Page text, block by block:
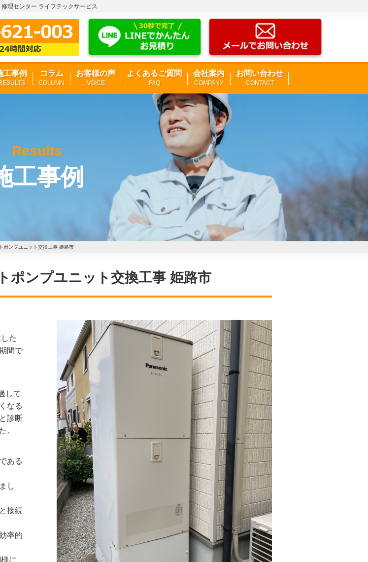
理センター ライフテックサービス
工事例 コラム
COLUMN
お客様の声
VOICE
よくあるご質問
FAQ
会社案内
COMPANY
お問い合わせ
CONTACT
Results
工事例
ポンプユニット交換工事 姫路市
ポンプユニット交換工事 姫路市
た
間で
して
なる
診断
。
ある
し
接続
率的
に